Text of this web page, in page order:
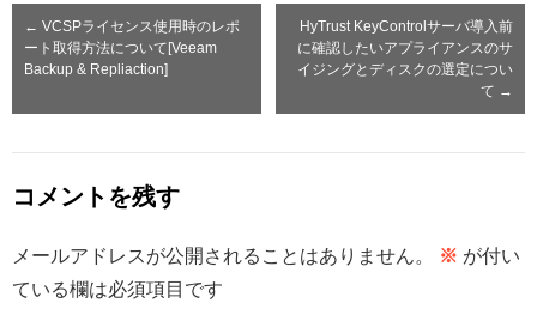
← VCSPライセンス使用時のレポ
ート取得方法について[Veeam
Backup & Repliaction]
HyTrust KeyControlサーバ導入前
に確認したいアプライアンスのサ
イジングとディスクの選定につい
て →
コメントを残す
メールアドレスが公開されることはありません。 ※ が付い
ている欄は必須項目です